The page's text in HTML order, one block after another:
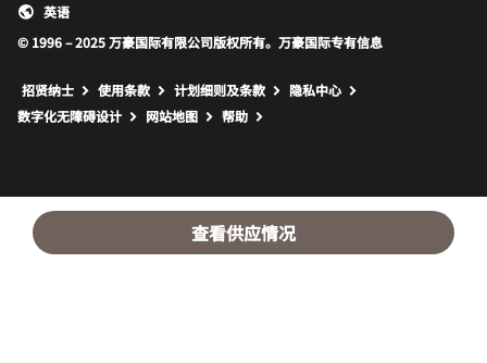
查看供应情况
© 1996 – 2025 万豪国际有限公司版权所有。万豪国际专有信息
英语
招贤纳士 使用条款 计划细则及条款
隐私中心
数字化无障碍设计
网站地图 打开新窗口
帮助